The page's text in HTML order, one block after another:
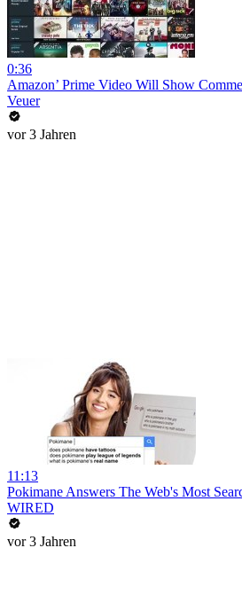
0:36
Amazon’ Prime Video Will Show
Veuer
vor 3 Jahren
11:13
Pokimane Answers The Web's Most
WIRED
vor 3 Jahren